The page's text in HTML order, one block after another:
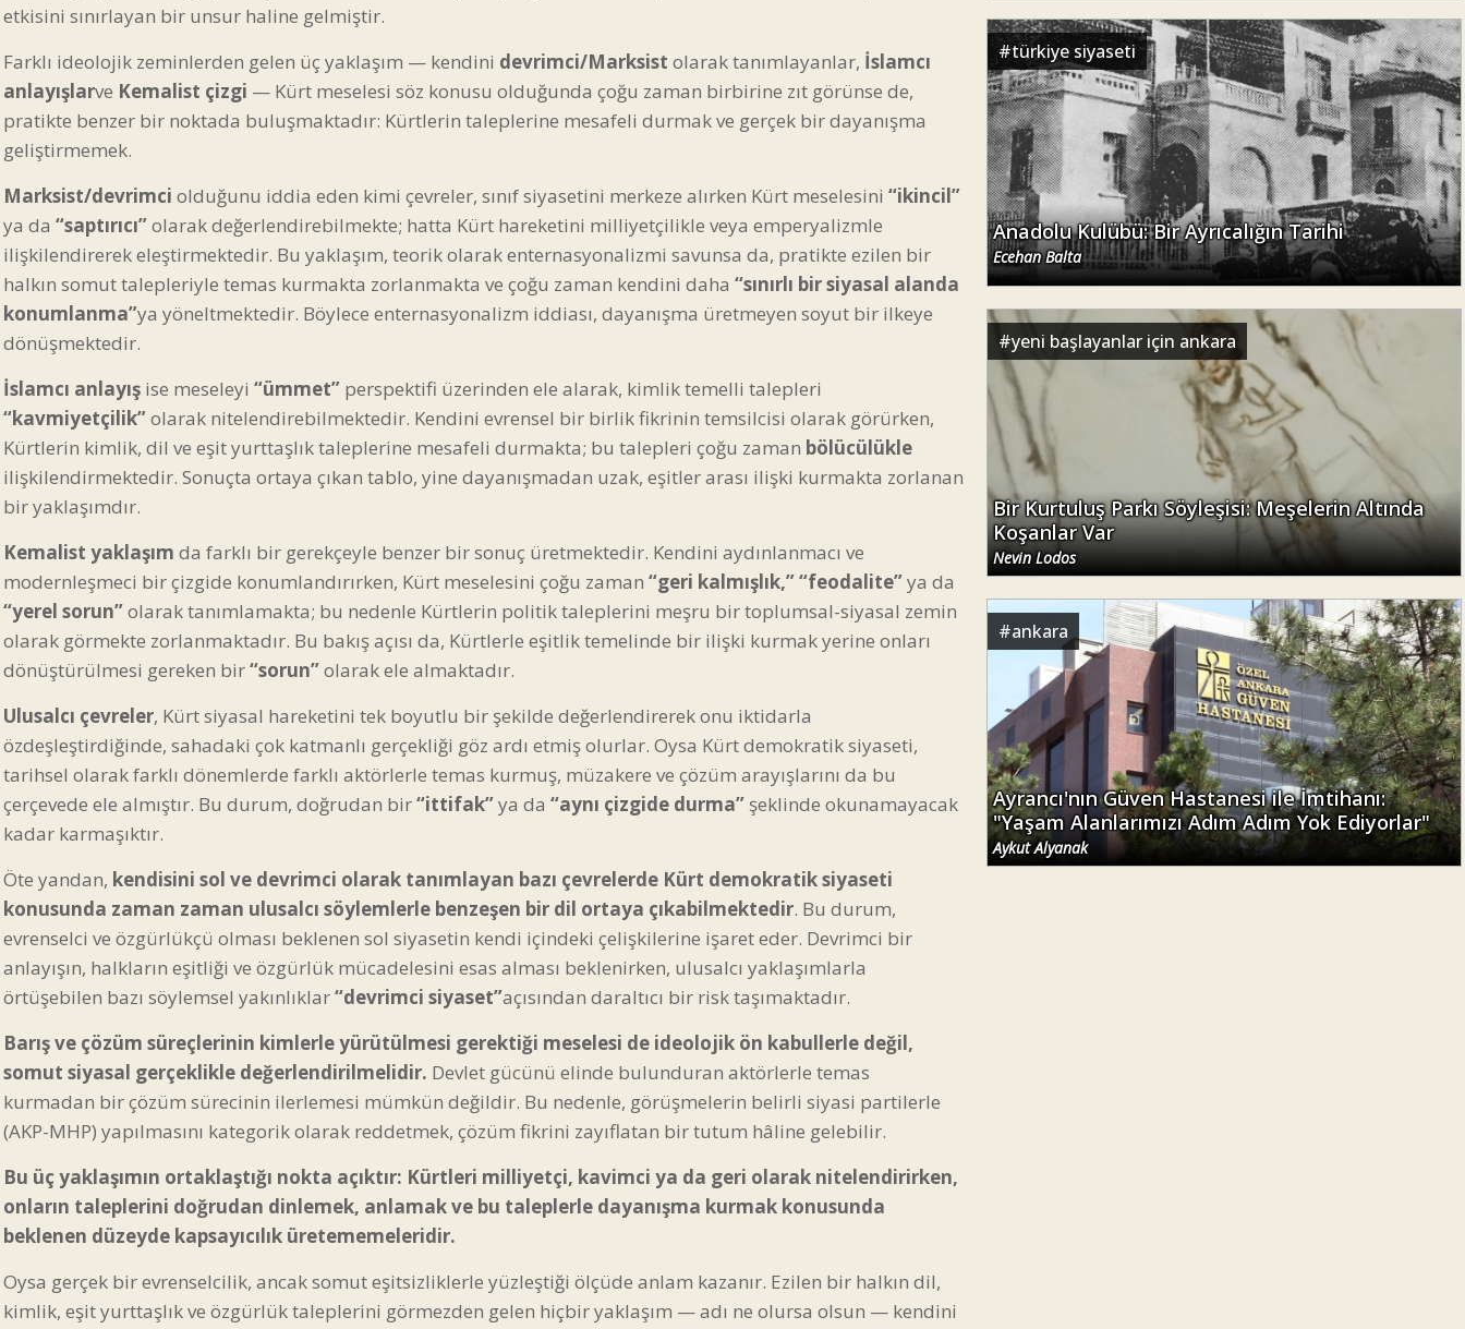
etkisini sınırlayan bir unsur haline gelmiştir.
Farklı ideolojik zeminlerden gelen üç yaklaşım — kendini devrimci/Marksist olarak tanımlayanlar, İslamcı
anlayışlarve Kemalist çizgi — Kürt meselesi söz konusu olduğunda çoğu zaman birbirine zıt görünse de,
pratikte benzer bir noktada buluşmaktadır: Kürtlerin taleplerine mesafeli durmak ve gerçek bir dayanışma
geliştirmemek.
Marksist/devrimci olduğunu iddia eden kimi çevreler, sınıf siyasetini merkeze alırken Kürt meselesini “ikincil”
ya da “saptırıcı”olarak değerlendirebilmekte; hatta Kürt hareketini milliyetçilikle veya emperyalizmle
ilişkilendirerek eleştirmektedir. Bu yaklaşım, teorik olarak enternasyonalizmi savunsa da, pratikte ezilen bir
halkın somut talepleriyle temas kurmakta zorlanmakta ve çoğu zaman kendini daha “sınırlı bir siyasal alanda
konumlanma”ya yöneltmektedir. Böylece enternasyonalizm iddiası, dayanışma üretmeyen soyut bir ilkeye
dönüşmektedir.
İslamcı anlayış ise meseleyi “ümmet” perspektifi üzerinden ele alarak, kimlik temelli talepleri
“kavmiyetçilik”olarak nitelendirebilmektedir. Kendini evrensel bir birlik fikrinin temsilcisi olarak görürken,
Kürtlerin kimlik, dil ve eşit yurttaşlık taleplerine mesafeli durmakta; bu talepleri çoğu zaman bölücülükle
ilişkilendirmektedir. Sonuçta ortaya çıkan tablo, yine dayanışmadan uzak, eşitler arası ilişki kurmakta zorlanan
bir yaklaşımdır.
Kemalist yaklaşım da farklı bir gerekçeyle benzer bir sonuç üretmektedir. Kendini aydınlanmacı ve
modernleşmeci bir çizgide konumlandırırken, Kürt meselesini çoğu zaman “geri kalmışlık,”“feodalite”ya da
“yerel sorun”olarak tanımlamakta; bu nedenle Kürtlerin politik taleplerini meşru bir toplumsal-siyasal zemin
olarak görmekte zorlanmaktadır. Bu bakış açısı da, Kürtlerle eşitlik temelinde bir ilişki kurmak yerine onları
dönüştürülmesi gereken bir“sorun”olarak ele almaktadır.
Ulusalcı çevreler, Kürt siyasal hareketini tek boyutlu bir şekilde değerlendirerek onu iktidarla
özdeşleştirdiğinde, sahadaki çok katmanlı gerçekliği göz ardı etmiş olurlar. Oysa Kürt demokratik siyaseti,
tarihsel olarak farklı dönemlerde farklı aktörlerle temas kurmuş, müzakere ve çözüm arayışlarını da bu
çerçevede ele almıştır. Bu durum, doğrudan bir“ittifak”ya da “aynı çizgide durma” şeklinde okunamayacak
kadar karmaşıktır.
Öte yandan, kendisini sol ve devrimci olarak tanımlayan bazı çevrelerde Kürt demokratik siyaseti
konusunda zaman zaman ulusalcı söylemlerle benzeşen bir dil ortaya çıkabilmektedir. Bu durum,
evrenselci ve özgürlükçü olması beklenen sol siyasetin kendi içindeki çelişkilerine işaret eder. Devrimci bir
anlayışın, halkların eşitliği ve özgürlük mücadelesini esas alması beklenirken, ulusalcı yaklaşımlarla
örtüşebilen bazı söylemsel yakınlıklar“devrimci siyaset”açısından daraltıcı bir risk taşımaktadır.
Barış ve çözüm süreçlerinin kimlerle yürütülmesi gerektiği meselesi de ideolojik ön kabullerle değil,
somut siyasal gerçeklikle değerlendirilmelidir. Devlet gücünü elinde bulunduran aktörlerle temas
kurmadan bir çözüm sürecinin ilerlemesi mümkün değildir. Bu nedenle, görüşmelerin belirli siyasi partilerle
(AKP-MHP) yapılmasını kategorik olarak reddetmek, çözüm fikrini zayıflatan bir tutum hâline gelebilir.
Bu üç yaklaşımın ortaklaştığı nokta açıktır: Kürtleri milliyetçi, kavimci ya da geri olarak nitelendirirken,
onların taleplerini doğrudan dinlemek, anlamak ve bu taleplerle dayanışma kurmak konusunda
beklenen düzeyde kapsayıcılık üretememeleridir.
Oysa gerçek bir evrenselcilik, ancak somut eşitsizliklerle yüzleştiği ölçüde anlam kazanır. Ezilen bir halkın dil,
kimlik, eşit yurttaşlık ve özgürlük taleplerini görmezden gelen hiçbir yaklaşım — adı ne olursa olsun — kendini
#türkiye siyaseti
Anadolu Kulübü: Bir Ayrıcalığın Tarihi
Ecehan Balta
#yeni başlayanlar için ankara
Bir Kurtuluş Parkı Söyleşisi: Meşelerin Altında
Koşanlar Var
Nevin Lodos
#ankara
Ayrancı'nın Güven Hastanesi ile İmtihanı:
"Yaşam Alanlarımızı Adım Adım Yok Ediyorlar"
Aykut Alyanak